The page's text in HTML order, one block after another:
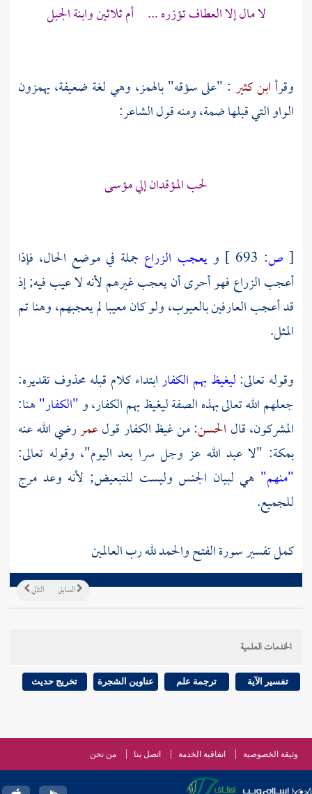
لا مال إلا العطاف تؤزره ... أم ثلاثين وابنة الجبل
وقرأابن كثير : "على سؤقه" بالهمز، وهي لغة ضعيفة، يهمزون
الواو التي قبلها ضمة، ومنه قول الشاعر:
لحب المؤقدان إلي مؤسى
[ ص: ويعجب الزراع جملة في موضع الحال، فإذا
أعجب الزراع فهو أحرى أن يعجب غيرهم لأنه لا عيب فيه; إذ
قد أعجب العارفين بالعيوب، ولو كان معيبا لم يعجبهم، وهنا تم
المثل.
وقوله تعالى:ليغيظ بهم الكفارابتداء كلام قبله محذوف تقديره:
جعلهم الله تعالى بهذه الصفة ليغيظ بهم الكفار، و"الكفار"هنا:
المشركون، قال الحسن:من غيظ الكفار قولعمررضي الله عنه
بمكة: "لا عبد الله عز وجل سرا بعد اليوم"، وقوله تعالى:
"منهم" هي لبيان الجنس وليست للتبعيض; لأنه وعد مرج
للجميع.
كمل تفسير سورة الفتح والحمد لله رب العالمين
التالي السابق
الخدمات العلمية
تفسير الآية ترجمة علم عناوين الشجرة تخريج حديث
وثيقة الخصوصية اتفاقية الخدمة اتصل بنا من نحن